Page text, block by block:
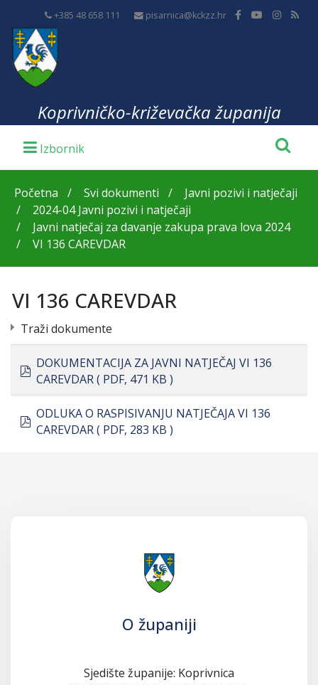
+385 48 658 111 pisarnica@kckzz.hr
Koprivničko-križevačka županija
Početna Svi dokumenti
Javni pozivi i natječaji
2024-04 Javni pozivi i natječaji
Javni natječaj za davanje zakupa prava lova 2024
VI 136 CAREVDAR
VI 136 CAREVDAR
Traži dokumente
pdf
DOKUMENTACIJA ZA JAVNI NATJEČAJ VI 136
CAREVDAR( PDF, 471 KB )
pdf
ODLUKA O RASPISIVANJU NATJEČAJA VI 136
CAREVDAR( PDF, 283 KB )
O županiji
Sjedište županije: Koprivnica